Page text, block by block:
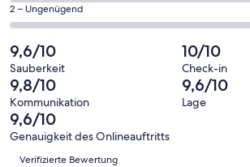
eine
Bewertung
von
10
-
Hervorragend
haben
Bewertung
von
8
-
Gut
176
Gästebewertungen
haben
eine
Bewertung
von
6
-
Okay
insgesamt
Gästebewertungen
haben
eine
Bewertung
von
4
0
von
insgesamt
176
Gästebewertungen
haben
eine
Bewertung
2 – Ungenügend
9,6/10
Sauberkeit
10/10
Check-in
9,8/10
Kommunikation
9,6/10
Lage
9,6/10
Genauigkeit des Onlineauftritts
Bewertungen
Verifizierte Bewertung